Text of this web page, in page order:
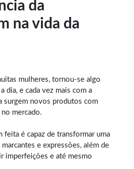
da
na vida da
mulheres, tornou-se algo
dia, e cada vez mais com a
surgem novos produtos com
mercado.
feita é capaz de transformar uma
e expressões, além de
imperfeições e até mesmo